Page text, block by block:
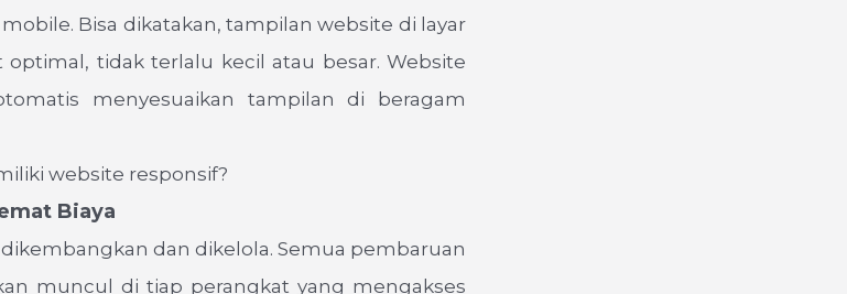
Bisa dikatakan, tampilan website di layar
tidak terlalu kecil atau besar. Website
menyesuaikan tampilan di beragam
website responsif?
Biaya
dan dikelola. Semua pembaruan
muncul di tiap perangkat yang mengakses